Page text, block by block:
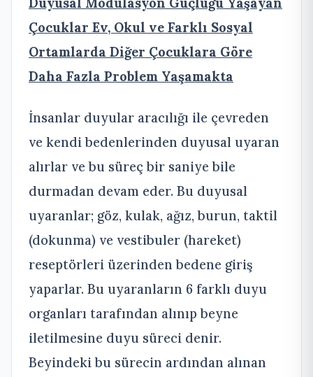
Çocuklar Ev, Okul ve Farklı Sosyal
Ortamlarda Diğer Çocuklara Göre
Daha Fazla Problem Yaşamakta
İnsanlar duyular aracılığı ile çevreden
ve kendi bedenlerinden duyusal uyaran
alırlar ve bu süreç bir saniye bile
durmadan devam eder. Bu duyusal
uyaranlar; göz, kulak, ağız, burun, taktil
(dokunma) ve vestibuler (hareket)
reseptörleri üzerinden bedene giriş
yaparlar. Bu uyaranların 6 farklı duyu
organları tarafından alınıp beyne
iletilmesine duyu süreci denir.
Beyindeki bu sürecin ardından alınan